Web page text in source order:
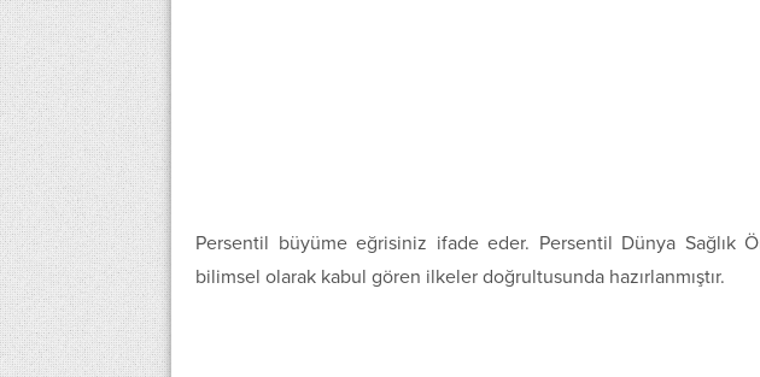
Persentil büyüme eğrisiniz ifade eder. Persentil Dünya Sağlık
bilimsel olarak kabul gören ilkeler doğrultusunda hazırlanmıştır.